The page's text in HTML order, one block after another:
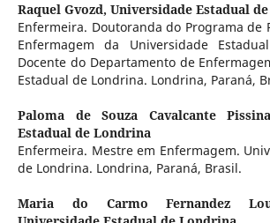
Raquel Gvozd, Universidade Estadual
Enfermeira. Doutoranda do Programa de
Enfermagem da Universidade
Docente do Departamento de
Estadual de Londrina. Londrina, Paraná,
Paloma de Souza Cavalcante
Estadual de Londrina
Enfermeira. Mestre em Enfermagem.
de Londrina. Londrina, Paraná, Brasil.
Maria do Carmo Fernandez